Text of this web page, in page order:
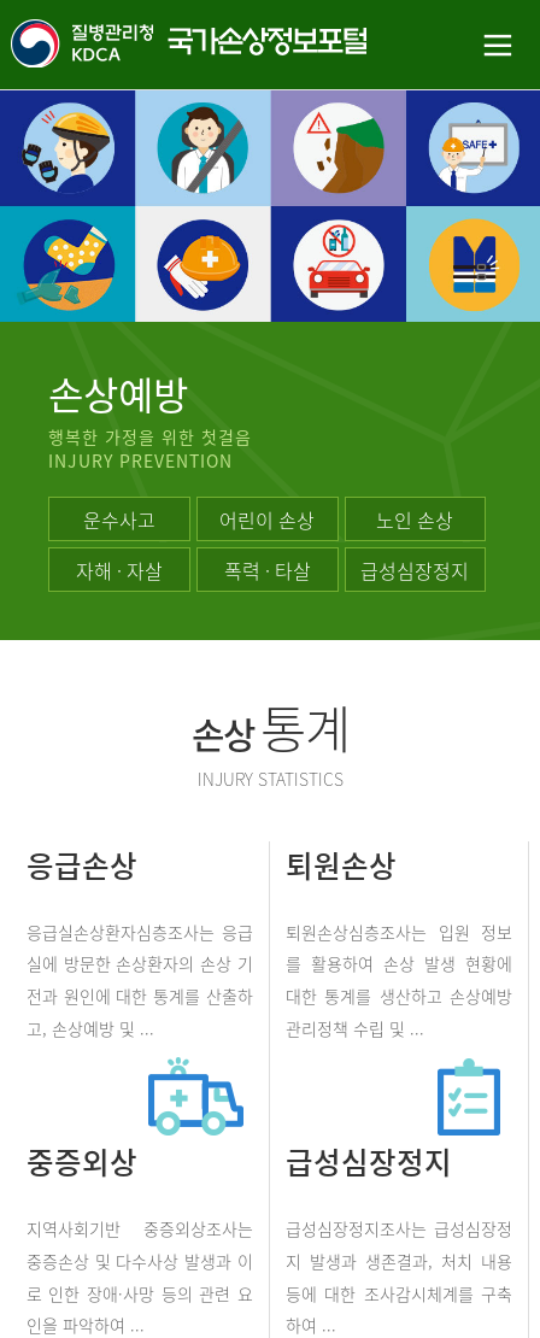
손상예방
행복한 가정을 위한 첫걸음
INJURY PREVENTION
운수사고 어린이 손상
노인 손상
자해 · 자살
폭력 · 타살 급성심장정지
손상통계
INJURY STATISTICS
응급손상
응급실손상환자심층조사는 응급
실에 방문한 손상환자의 손상 기
전과 원인에 대한 통계를 산출하
고, 손상예방 및 ...
퇴원손상
퇴원손상심층조사는 입원 정보
를 활용하여 손상 발생 현황에
대한 통계를 생산하고 손상예방
관리정책 수립 및 ...
중증외상
지역사회기반 중증외상조사는
중증손상 및 다수사상 발생과 이
로 인한 장애·사망 등의 관련 요
인을 파악하여 ...
급성심장정지
급성심장정지조사는 급성심장정
지 발생과 생존결과, 처치 내용
등에 대한 조사감시체계를 구축
하여 ...